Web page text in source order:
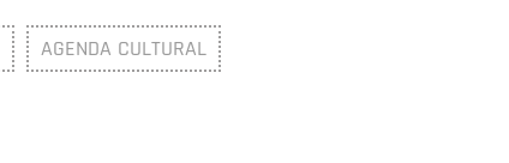
AGENDA CULTURAL